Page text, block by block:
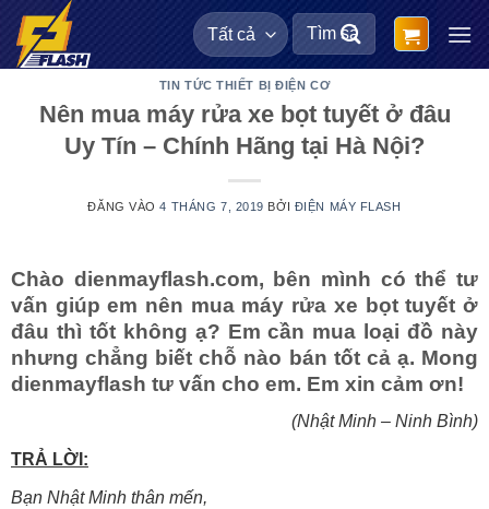
qua
nội
Tìm
kiếm:
TIN TỨC THIẾT BỊ ĐIỆN CƠ
Nên mua máy rửa xe bọt tuyết ở đâu
Uy Tín – Chính Hãng tại Hà Nội?
ĐĂNG VÀO4 THÁNG 7, 2019 BỞI ĐIỆN MÁY FLASH
Chào dienmayflash.com, bên mình có thể tư
vấn giúp em nên mua máy rửa xe bọt tuyết ở
đâu thì tốt không ạ? Em cần mua loại đồ này
nhưng chẳng biết chỗ nào bán tốt cả ạ. Mong
dienmayflash tư vấn cho em. Em xin cảm ơn!
(Nhật Minh – Ninh Bình)
TRẢ LỜI:
Bạn Nhật Minh thân mến,